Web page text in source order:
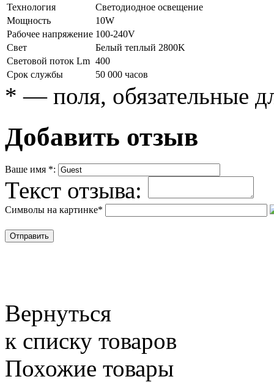
Технология
Светодиодное освещение
Мощность
10W
Рабочее напряжение 100-240V
Свет
Белый теплый 2800K
Световой поток Lm 400
Срок службы
50 000 часов
* — поля, обязательные
Добавить отзыв
Ваше имя *:
Текст отзыва:
Символы на картинке*
Вернуться
к списку товаров
Похожие товары